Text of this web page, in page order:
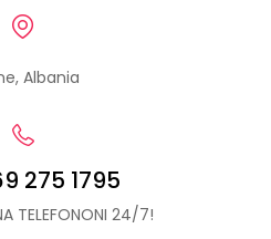
Albania
275 1795
TELEFONONI 24/7!